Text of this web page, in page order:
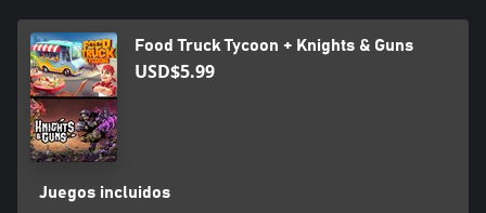
Food Truck Tycoon + Knights & Guns
USD$5.99
Juegos incluidos